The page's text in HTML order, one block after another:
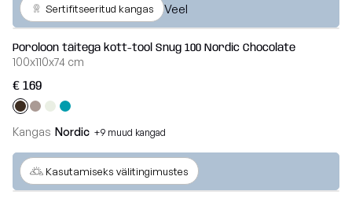
Veel
Sertifitseeritud kangas
Poroloon täitega kott-tool Snug 100 Nordic Chocolate
100x110x74 cm
€ 169
Kangas Nordic +9 muud kangad
Veel
Kasutamiseks välitingimustes